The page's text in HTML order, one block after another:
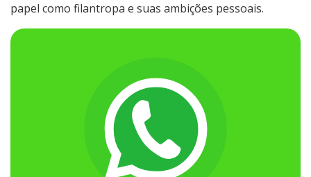
papel como filantropa e suas ambições pessoais.